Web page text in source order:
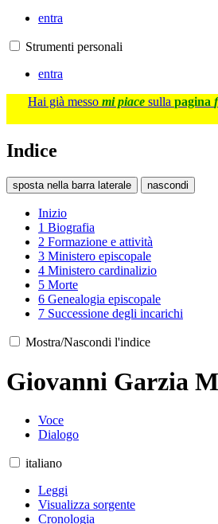
entra
Strumenti personali
entra
Hai già messo mi piace sulla pagina
Indice
sposta nella barra laterale nascondi
Inizio
1 Biografia
2 Formazione e attività
3 Ministero episcopale
4 Ministero cardinalizio
5 Morte
6 Genealogia episcopale
7 Successione degli incarichi
Mostra/Nascondi l'indice
Giovanni Garzia
Voce
Dialogo
italiano
Leggi
Visualizza sorgente
Cronologia